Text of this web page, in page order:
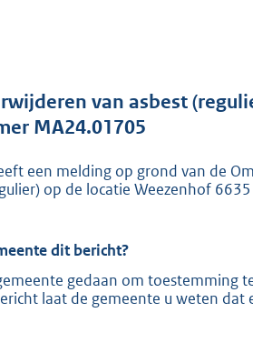
d
r
o
t
e
van asbest
MA24.01705
een melding op grond van de
op de locatie Weezenhof
dit bericht?
gedaan om toestemming
laat de gemeente u weten dat